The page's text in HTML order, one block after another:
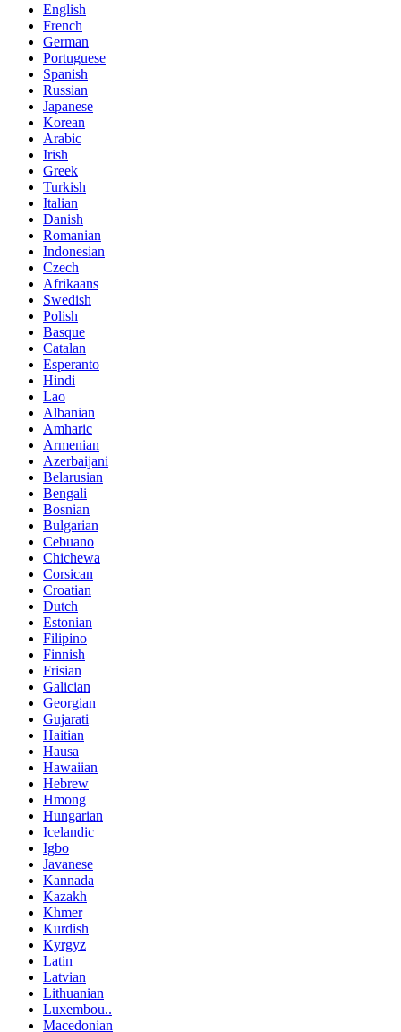
English
French
German
Portuguese
Spanish
Russian
Japanese
Korean
Arabic
Irish
Greek
Turkish
Italian
Danish
Romanian
Indonesian
Czech
Afrikaans
Swedish
Polish
Basque
Catalan
Esperanto
Hindi
Lao
Albanian
Amharic
Armenian
Azerbaijani
Belarusian
Bengali
Bosnian
Bulgarian
Cebuano
Chichewa
Corsican
Croatian
Dutch
Estonian
Filipino
Finnish
Frisian
Galician
Georgian
Gujarati
Haitian
Hausa
Hawaiian
Hebrew
Hmong
Hungarian
Icelandic
Igbo
Javanese
Kannada
Kazakh
Khmer
Kurdish
Kyrgyz
Latin
Latvian
Lithuanian
Luxembou..
Macedonian